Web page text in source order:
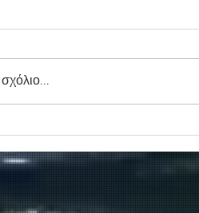
στο λιμάνι της